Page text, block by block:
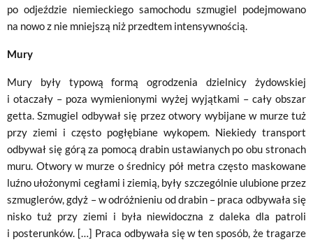
po odjeździe niemieckiego samochodu szmugiel podejmowano
na nowo z nie mniejszą niż przedtem intensywnością.
Mury
Mury były typową formą ogrodzenia dzielnicy żydowskiej
i otaczały – poza wymienionymi wyżej wyjątkami – cały obszar
getta. Szmugiel odbywał się przez otwory wybijane w murze tuż
przy ziemi i często pogłębiane wykopem. Niekiedy transport
odbywał się górą za pomocą drabin ustawianych po obu stronach
muru. Otwory w murze o średnicy pół metra często maskowane
luźno ułożonymi cegłami i ziemią, były szczególnie ulubione przez
szmuglerów, gdyż – w odróżnieniu od drabin – praca odbywała się
nisko tuż przy ziemi i była niewidoczna z daleka dla patroli
i posterunków. […] Praca odbywała się w ten sposób, że tragarze